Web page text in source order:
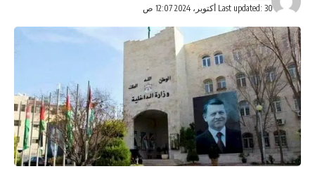
Last updated: 30 أكتوبر، 2024 12:07 ص